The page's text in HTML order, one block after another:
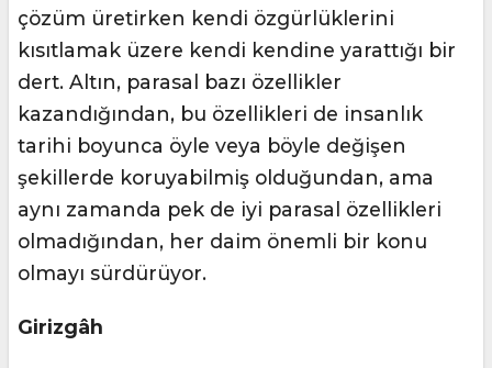
çözüm üretirken kendi özgürlüklerini
kısıtlamak üzere kendi kendine yarattığı bir
dert. Altın, parasal bazı özellikler
kazandığından, bu özellikleri de insanlık
tarihi boyunca öyle veya böyle değişen
şekillerde koruyabilmiş olduğundan, ama
aynı zamanda pek de iyi parasal özellikleri
olmadığından, her daim önemli bir konu
olmayı sürdürüyor.
Girizgâh